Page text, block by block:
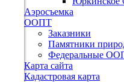
Аэросъемка
ООПТ
Заказники
Памятники
Федеральные
Карта сайта
Кадастровая карта